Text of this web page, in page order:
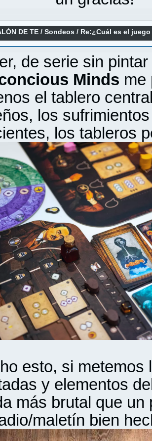
DE TE /Sondeos / Re:¿Cuál es el
de serie sin
Minds me
el tablero
los
los tableros
esto, si metemos
y elementos
más brutal que
maletín bien